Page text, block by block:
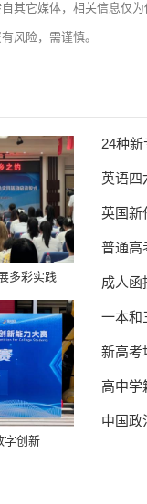
其它媒体，相关信息仅
风险，需谨慎。
多彩实践
字创新
24种新
英语四
英国新
普通高
成人函
一本和
新高考
高中学
中国政